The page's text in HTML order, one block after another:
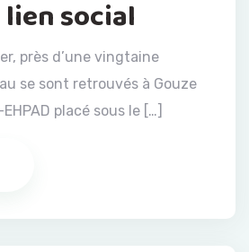
social
près d’une vingtaine
se sont retrouvés à Gouze
placé sous le […]